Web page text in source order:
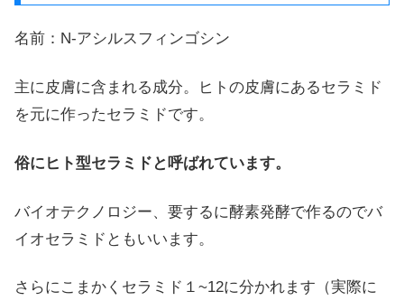
名前：N-アシルスフィンゴシン
主に皮膚に含まれる成分。ヒトの皮膚にあるセラミド
を元に作ったセラミドです。
俗にヒト型セラミドと呼ばれています。
バイオテクノロジー、要するに酵素発酵で作るのでバ
イオセラミドともいいます。
さらにこまかくセラミド１~12に分かれます（実際に